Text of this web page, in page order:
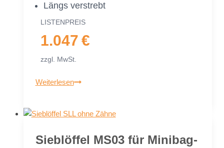
Längs ver­strebt
LIS­TEN­PREIS
1.047 €
zzgl. MwSt.
WeiterlesenSieb­
MS03
Mi­
Sieb­löf­fel MS03 für Mi­ni­bag­